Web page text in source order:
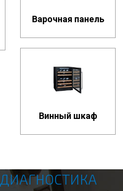
Варочная панель
Винный шкаф